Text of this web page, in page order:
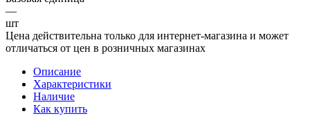
—
шт
Цена действительна только для интернет-магазина и может
отличаться от цен в розничных магазинах
Описание
Характеристики
Наличие
Как купить